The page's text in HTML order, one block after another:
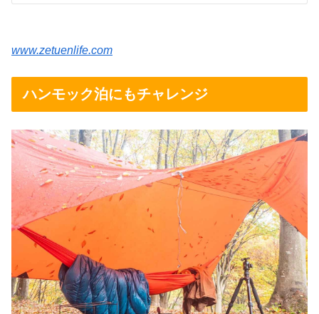
www.zetuenlife.com
ハンモック泊にもチャレンジ